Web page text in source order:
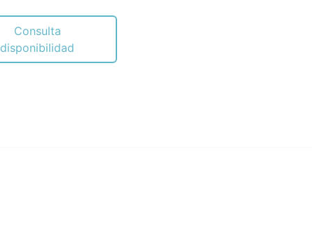
Consulta
disponibilidad